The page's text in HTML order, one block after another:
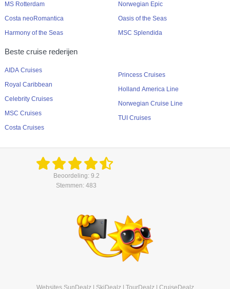
MS Rotterdam
Costa neoRomantica
Harmony of the Seas
Norwegian Epic
Oasis of the Seas
MSC Splendida
Beste cruise rederijen
AIDA Cruises
Royal Caribbean
Celebrity Cruises
MSC Cruises
Costa Cruises
Princess Cruises
Holland America Line
Norwegian Cruise Line
TUI Cruises
Beoordeling: 9.2
Stemmen: 483
Websites SunDealz| SkiDealz| TourDealz| CruiseDealz